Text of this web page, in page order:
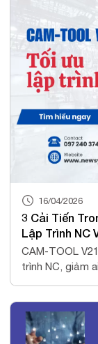
16/04/2026
3 Cải Tiến
Lập Trình NC
CAM-TOOL
trình NC, giảm